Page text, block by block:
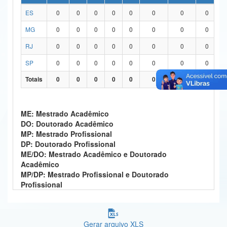
Ministério da Ciência, Tecnologia, Inovações e Comunicações
Ministério do Meio Ambiente
Ministério do Turismo
Ministério do Desenvolvimento Regional
Ministério da Mulher, da Família e dos Direitos Humanos
Secretaria-Geral
Secretaria de Governo
Gabinete de Segurança Institucional
ES
0 0 0 0 0 0 0 0
MG
0 0 0 0 0 0 0 0
RJ
0 0 0 0 0 0 0 0
SP
0 0 0 0 0 0 0 0
Totais
0 0 0 0 0 0 0 0
ME: Mestrado Acadêmico
DO: Doutorado Acadêmico
MP: Mestrado Profissional
DP: Doutorado Profissional
ME/DO: Mestrado Acadêmico e Doutorado
Acadêmico
MP/DP: Mestrado Profissional e Doutorado
Profissional
Gerar arquivo XLS